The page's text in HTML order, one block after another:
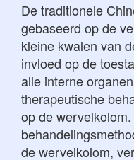
De traditionele
gebaseerd op de
kleine kwalen van
invloed op de
alle interne
therapeutische
op de
de wervelkolom,